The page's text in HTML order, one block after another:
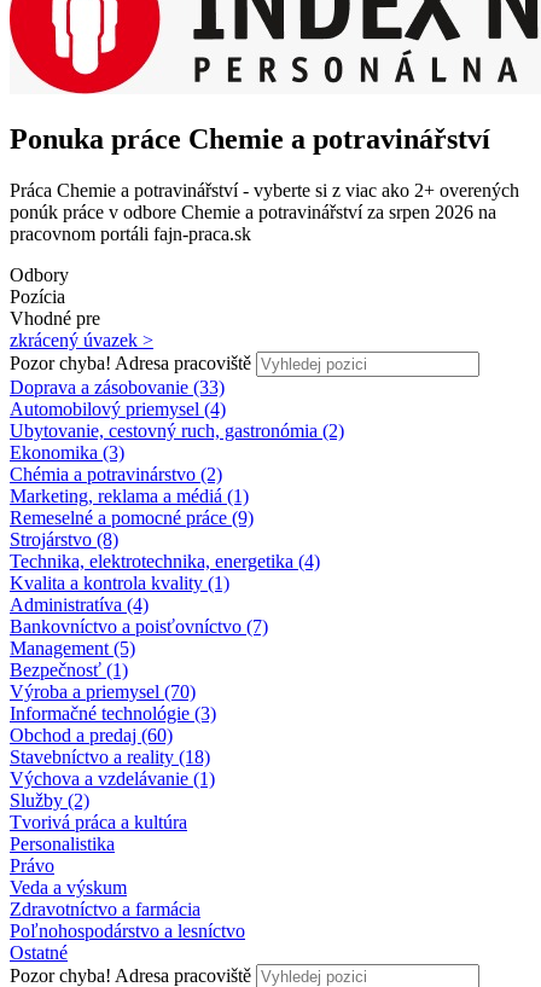
Ponuka práce Chemie a potravinářství
Práca Chemie a potravinářství - vyberte si z viac ako 2+ overených
ponúk práce v odbore Chemie a potravinářství za srpen 2026 na
pracovnom portáli fajn-praca.sk
Odbory
Pozícia
Vhodné pre
zkrácený úvazek >
Pozor chyba! Adresa pracoviště
Doprava a zásobovanie (33)
Automobilový priemysel (4)
Ubytovanie, cestovný ruch, gastronómia (2)
Ekonomika (3)
Chémia a potravinárstvo (2)
Marketing, reklama a médiá (1)
Remeselné a pomocné práce (9)
Strojárstvo (8)
Technika, elektrotechnika, energetika (4)
Kvalita a kontrola kvality (1)
Administratíva (4)
Bankovníctvo a poisťovníctvo (7)
Management (5)
Bezpečnosť (1)
Výroba a priemysel (70)
Informačné technológie (3)
Obchod a predaj (60)
Stavebníctvo a reality (18)
Výchova a vzdelávanie (1)
Služby (2)
Tvorivá práca a kultúra
Personalistika
Právo
Veda a výskum
Zdravotníctvo a farmácia
Poľnohospodárstvo a lesníctvo
Ostatné
Pozor chyba! Adresa pracoviště